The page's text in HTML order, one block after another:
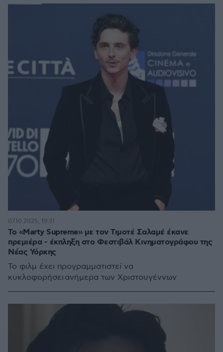
Το «Marty Supreme» με τον Τιμοτέ Σαλαμέ έκανε
πρεμιέρα - έκπληξη στο Φεστιβάλ Κινηματογράφου της
Νέας Υόρκης
Το φιλμ έχει προγραμματιστεί να
κυκλοφορήσει ανήμερα των Χριστουγέννων
07.10.2025, 19:31